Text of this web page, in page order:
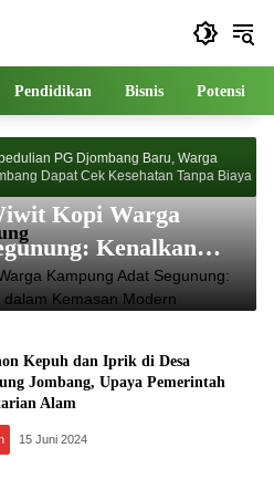
Pendidikan Bisnis Potensi
PG Djombang Baru, Warga
Dapat Cek Kesehatan Tanpa Biaya
Kopi Warga
Kenalkan
dalam Kemasan
Kepuh dan Iprik di Desa
Jombang, Upaya Pemerintah
Alam
15 Juni 2024